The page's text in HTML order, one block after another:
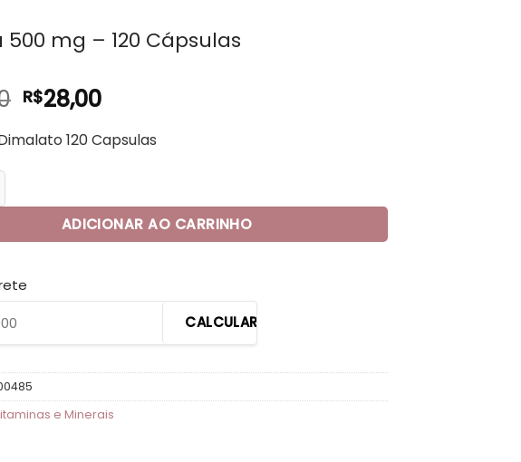
500 mg – 120 Cápsulas
O
preço
original
R$28,00O
atual
120 Capsulas
mg - 120 Cápsulas quantidade
ADICIONAR AO CARRINHO
CALCULAR
e Minerais